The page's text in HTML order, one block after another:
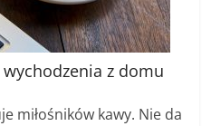
z domu
miłośników kawy. Nie da